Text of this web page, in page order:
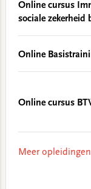
Online cursus
sociale zekerheid
Online
Online cursus
Meer opleidingen